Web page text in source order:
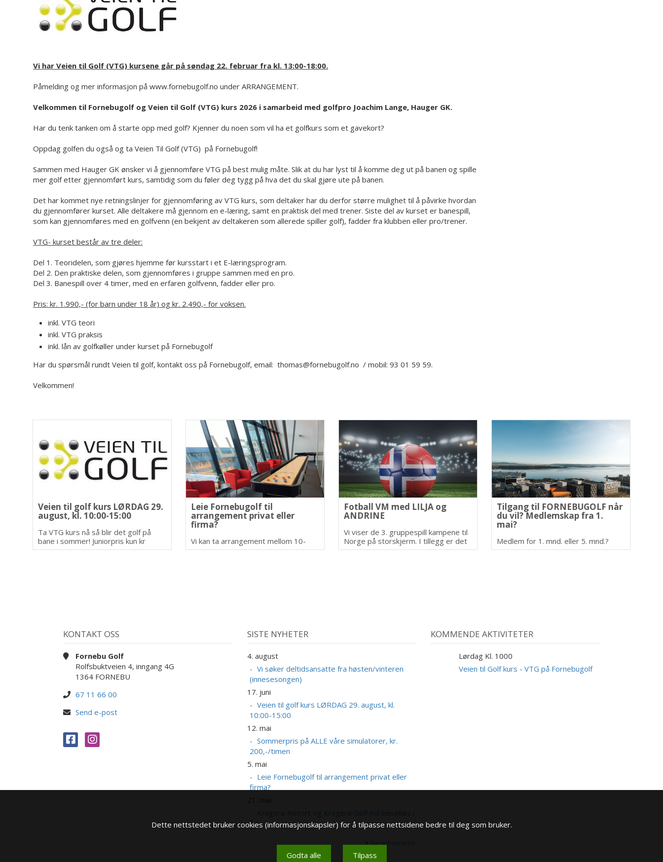
Vi har Veien til Golf (VTG) kursene går på søndag 22. februar fra kl. 13:00-18:00.
Påmelding og mer informasjon på www.fornebugolf.no under ARRANGEMENT.
Velkommen til Fornebugolf og Veien til Golf (VTG) kurs 2026 i samarbeid med golfpro Joachim Lange, Hauger GK.
Har du tenk tanken om å starte opp med golf? Kjenner du noen som vil ha et golfkurs som et gavekort?
Oppdag golfen du også og ta Veien Til Golf (VTG) på Fornebugolf!
Sammen med Hauger GK ønsker vi å gjennomføre VTG på best mulig måte. Slik at du har lyst til å komme deg ut på banen og spille
mer golf etter gjennomført kurs, samtidig som du føler deg tygg på hva det du skal gjøre ute på banen.
Det har kommet nye retningslinjer for gjennomføring av VTG kurs, som deltaker har du derfor større mulighet til å påvirke hvordan
du gjennomfører kurset. Alle deltakere må gjennom en e-læring, samt en praktisk del med trener. Siste del av kurset er banespill,
som kan gjennomføres med en golfvenn (en bekjent av deltakeren som allerede spiller golf), fadder fra klubben eller pro/trener.
VTG- kurset består av tre deler:
Del 1. Teoridelen, som gjøres hjemme før kursstart i et E-læringsprogram.
Del 2. Den praktiske delen, som gjennomføres i gruppe sammen med en pro.
Del 3. Banespill over 4 timer, med en erfaren golfvenn, fadder eller pro.
Pris: kr. 1.990,- (for barn under 18 år) og kr. 2.490,- for voksen.
inkl. VTG teori
inkl. VTG praksis
inkl. lån av golfkøller under kurset på Fornebugolf
Har du spørsmål rundt Veien til golf, kontakt oss på Fornebugolf, email: thomas@fornebugolf.no / mobil: 93 01 59 59.
Velkommen!
Veien til golf kurs LØRDAG 29.
august, kl. 10:00-15:00
Ta VTG kurs nå så blir det golf på
bane i sommer! Juniorpris kun kr
1.790,- /pr. pers.
Leie Fornebugolf til
arrangement privat eller
firma?
Vi kan ta arrangement mellom 10-
200 deltagere. Vi har også
Fotball VM med LILJA og
ANDRINE
Vi viser de 3. gruppespill kampene til
Norge på storskjerm. I tillegg er det
fri golf, konkurranser, flotte premier
Tilgang til FORNEBUGOLF når
du vil? Medlemskap fra 1.
mai?
Medlem for 1. mnd. eller 5. mnd.?
Eget adgangskort. Gratis
KONTAKT OSS
Fornebu Golf
Rolfsbuktveien 4, inngang 4G
1364 FORNEBU
67 11 66 00
Send e-post
SISTE NYHETER
4. august
Vi søker deltidsansatte fra høsten/vinteren
(innesesongen)
17. juni
Veien til golf kurs LØRDAG 29. august, kl.
10:00-15:00
12. mai
Sommerpris på ALLE våre simulatorer, kr.
200,-/timen
5. mai
Leie Fornebugolf til arrangement privat eller
firma?
år!
Se nyhetsarkiv
KOMMENDE AKTIVITETER
Lørdag Kl. 1000
Veien til Golf kurs - VTG på Fornebugolf
Dette nettstedet bruker cookies (informasjonskapsler) for å tilpasse nettsidene bedre til deg som bruker.
Godta alle Tilpass